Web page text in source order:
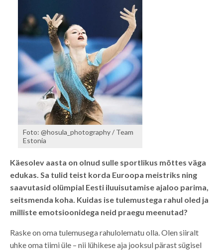
Foto: @hosula_photography / Team
Estonia
Käesolev aasta on olnud sulle sportlikus mõttes väga
edukas. Sa tulid teist korda Euroopa meistriks ning
saavutasid olümpial Eesti iluuisutamise ajaloo parima,
seitsmenda koha. Kuidas ise tulemustega rahul oled ja
milliste emotsioonidega neid praegu meenutad?
Raske on oma tulemusega rahulolematu olla. Olen siiralt
uhke oma tiimi üle – nii lühikese aja jooksul pärast sügisel